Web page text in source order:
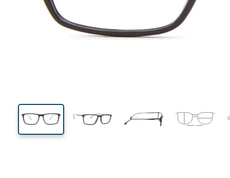
36 mm
Височина на стъклото Ширина на стъклото